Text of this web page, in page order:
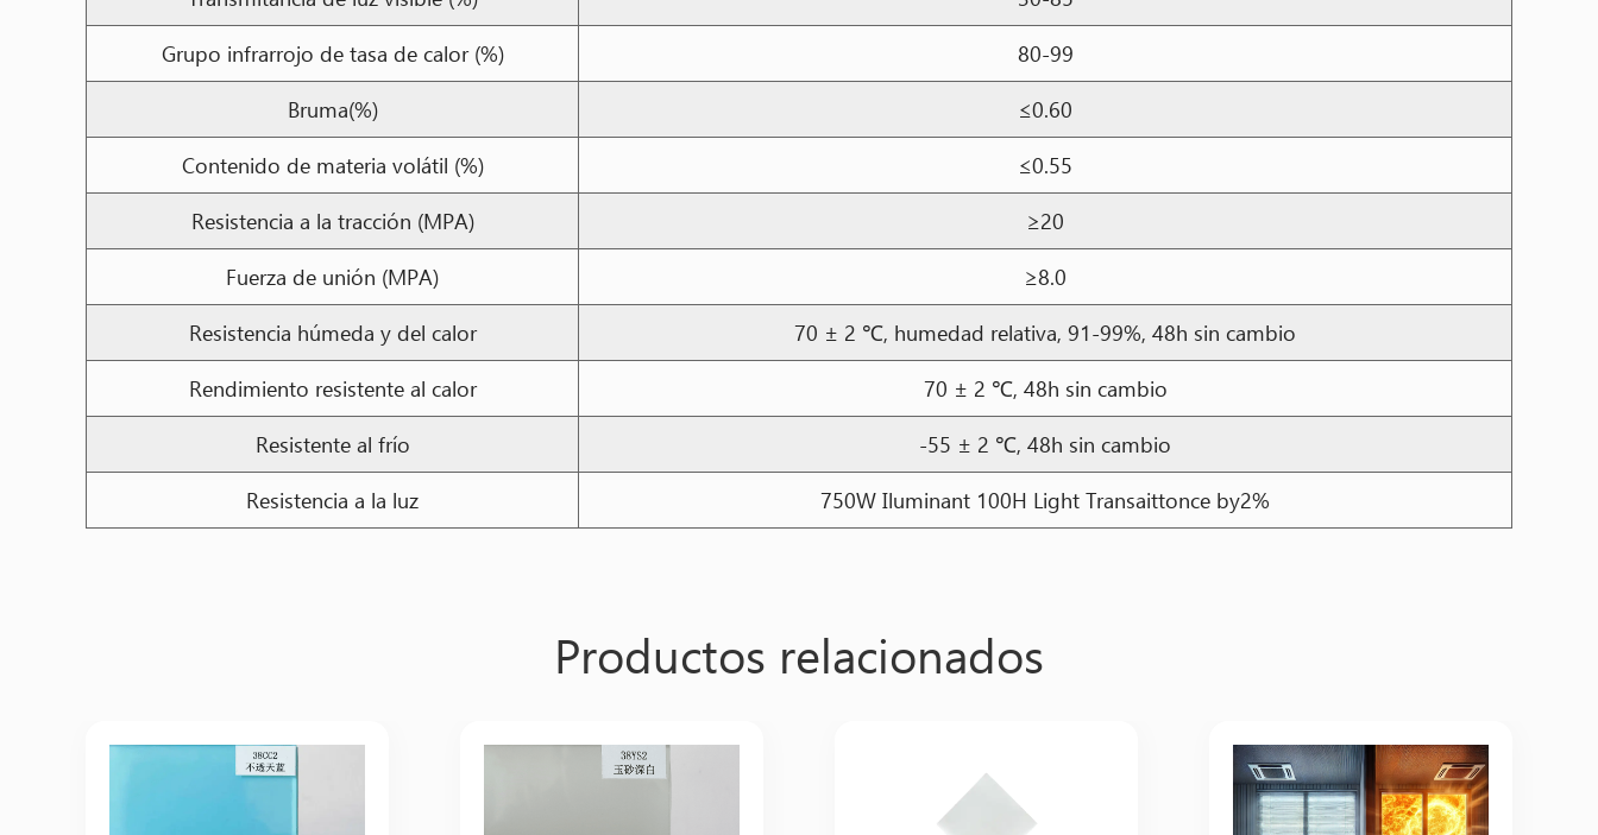
Grupo infrarrojo de tasa de calor (%)
80-99
Bruma(%)
≤0.60
Contenido de materia volátil (%)
≤0.55
Resistencia a la tracción (MPA)
≥20
Fuerza de unión (MPA)
≥8.0
Resistencia húmeda y del calor
70 ± 2 ℃, humedad relativa, 91-99%, 48h sin cambio
Rendimiento resistente al calor
70 ± 2 ℃, 48h sin cambio
Resistente al frío
-55 ± 2 ℃, 48h sin cambio
Resistencia a la luz
750W Iluminant 100H Light Transaittonce by2%
Productos relacionados